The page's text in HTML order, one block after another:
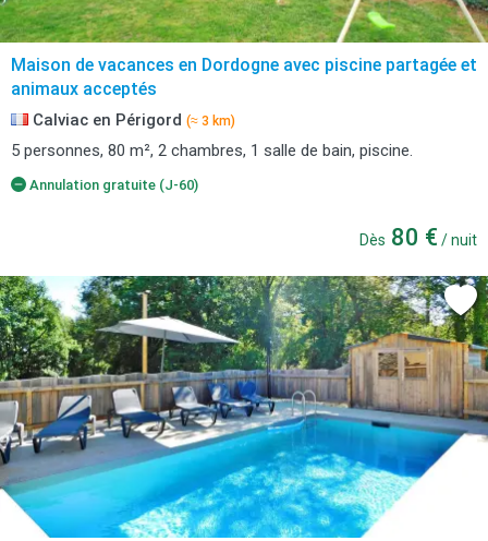
Maison de vacances en Dordogne avec piscine partagée et
animaux acceptés
Calviac en Périgord (≈ 3 km)
5 personnes, 80 m², 2 chambres, 1 salle de bain, piscine.
Annulation gratuite (J-60)
Dès 80 € / nuit